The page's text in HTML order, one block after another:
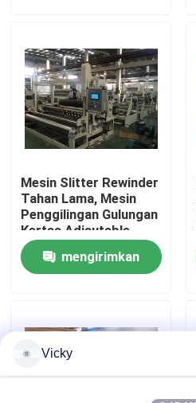
Tur Pabrik
Kontrol Kualitas
Hubungi Kami
Berita
Mesin Slitter Rewinder
Tahan Lama, Mesin
Penggilingan Gulungan
Kertas Adjsutable
Slitting Width
mengirimkan
Vicky